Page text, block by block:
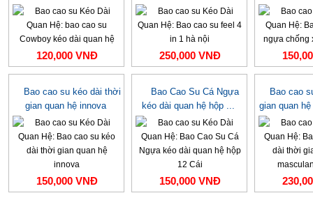
120,000 VNĐ 250,000 VNĐ
Bao cao su kéo dài thời
gian quan hệ innova
150,000 VNĐ
Bao Cao Su Cá Ngựa
kéo dài quan hệ hộp ...
150,000 VNĐ
Bao cao
gian quan